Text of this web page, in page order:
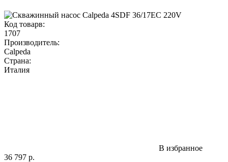
Код товарв:
1707
Производитель:
Calpeda
Страна:
Италия
В избранное
36 797 р.